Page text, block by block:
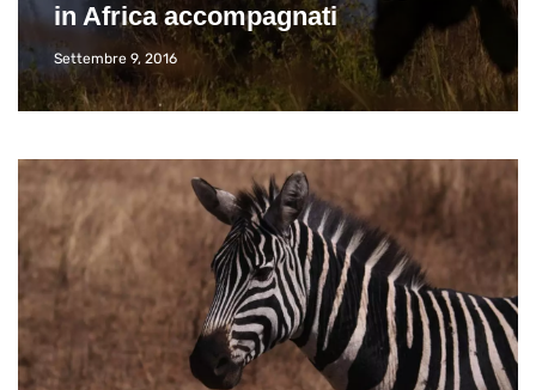
in Africa accompagnati
Settembre 9, 2016